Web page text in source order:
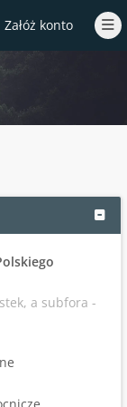
Załóż konto
a subfora -